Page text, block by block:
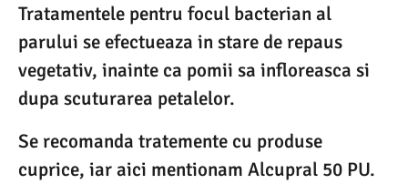
Tratamentele pentru focul bacterian al
parului se efectueaza in stare de repaus
vegetativ, inainte ca pomii sa infloreasca si
dupa scuturarea petalelor.
Se recomanda tratemente cu produse
cuprice, iar aici mentionam Alcupral 50 PU.